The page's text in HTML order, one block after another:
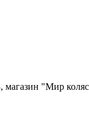
магазин "Мир